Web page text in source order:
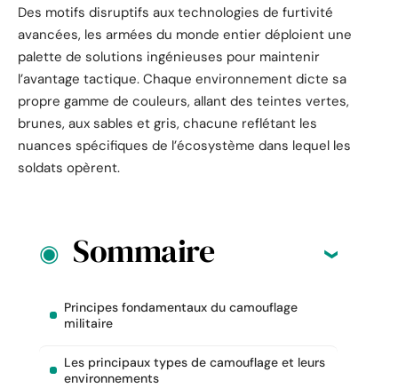
Des motifs disruptifs aux technologies de furtivité
avancées, les armées du monde entier déploient une
palette de solutions ingénieuses pour maintenir
l’avantage tactique. Chaque environnement dicte sa
propre gamme de couleurs, allant des teintes vertes,
brunes, aux sables et gris, chacune reflétant les
nuances spécifiques de l’écosystème dans lequel les
soldats opèrent.
Sommaire
Principes fondamentaux du camouflage
militaire
Les principaux types de camouflage et leurs
environnements